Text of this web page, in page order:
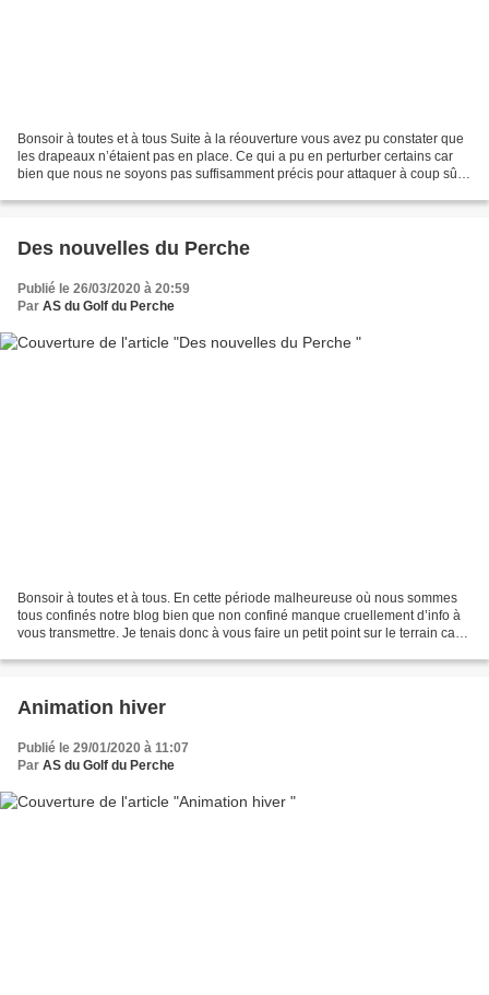
Bonsoir à toutes et à tous Suite à la réouverture vous avez pu constater que
les drapeaux n’étaient pas en place. Ce qui a pu en perturber certains car
bien que nous ne soyons pas suffisamment précis pour attaquer à coup sûr
Des nouvelles du Perche
Publié le 26/03/2020 à 20:59
Par AS du Golf du Perche
Bonsoir à toutes et à tous. En cette période malheureuse où nous sommes
tous confinés notre blog bien que non confiné manque cruellement d’info à
vous transmettre. Je tenais donc à vous faire un petit point sur le terrain car
Animation hiver
Publié le 29/01/2020 à 11:07
Par AS du Golf du Perche